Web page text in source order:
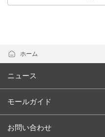
ホーム
ニュース
モールガイド
お問い合わせ